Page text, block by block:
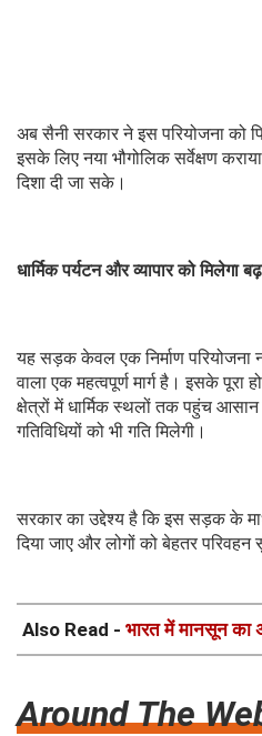
अब सैनी सरकार ने इस परियोजना को
इसके लिए नया भौगोलिक सर्वेक्षण कराया
दिशा दी जा सके।
धार्मिक पर्यटन और व्यापार को मिलेगा
यह सड़क केवल एक निर्माण परियोजना
वाला एक महत्वपूर्ण मार्ग है। इसके
क्षेत्रों में धार्मिक स्थलों तक पहुंच आसान
गतिविधियों को भी गति मिलेगी।
सरकार का उद्देश्य है कि इस सड़क के
दिया जाए और लोगों को बेहतर परिवहन
Also Read - भारत में मानसून का
Around The